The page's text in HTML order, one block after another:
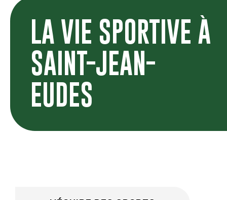
LA VIE SPORTIVE À
SAINT-JEAN-
EUDES